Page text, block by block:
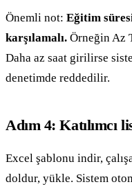
Önemli not: Eğitim
karşılamalı. Örneğin Az
Daha az saat girilirse
denetimde reddedilir.
Adım 4: Katılımcı
Excel şablonu indir,
doldur, yükle. Sistem